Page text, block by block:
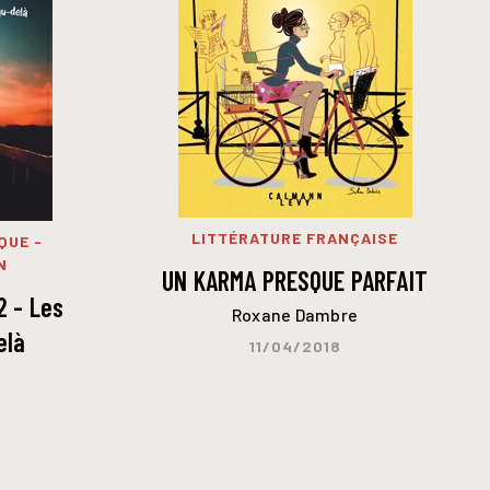
-
- Les
LITTÉRATURE FRANÇAISE
UN KARMA PRESQUE PARFAIT
Roxane Dambre
11/04/2018